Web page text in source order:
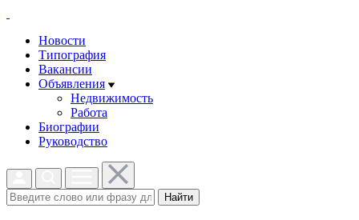
Новости
Типография
Вакансии
Объявления
Недвижимость
Работа
Биографии
Руководство
Найти